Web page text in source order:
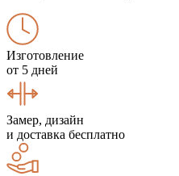
Изготовление
от 5 дней
Замер, дизайн
и доставка бесплатно